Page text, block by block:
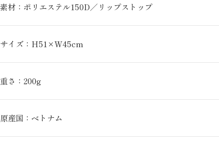
素材：ポリエステル150D／リップストップ
サイズ：H51×W45cm
重さ：200g
原産国：ベトナム